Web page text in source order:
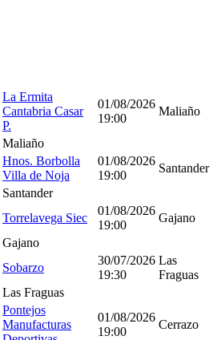
La Ermita
Cantabria Casar
P.
01/08/2026
19:00
Maliaño
Maliaño
Hnos. Borbolla
Villa de Noja
01/08/2026
19:00
Santander
Santander
Torrelavega Siec
01/08/2026
19:00
Gajano
Gajano
Sobarzo
30/07/2026
19:30
Las
Fraguas
Las Fraguas
Pontejos
Manufacturas
01/08/2026
19:00
Cerrazo